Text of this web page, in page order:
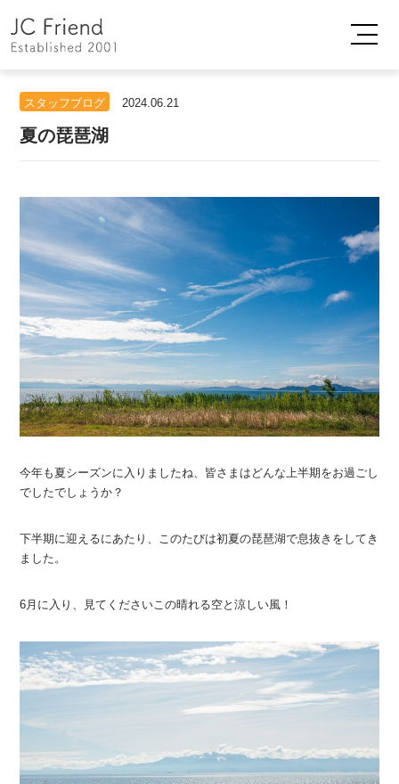
スタッフブログ 2024.06.21
夏の琵琶湖
今年も夏シーズンに入りましたね、皆さまはどんな上半期をお過ごし
でしたでしょうか？
下半期に迎えるにあたり、このたびは初夏の琵琶湖で息抜きをしてき
ました。
6月に入り、見てくださいこの晴れる空と涼しい風！